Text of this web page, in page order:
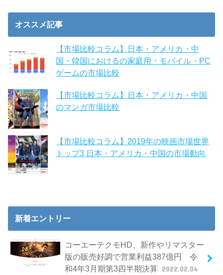
オススメ記事
【市場比較コラム】日本・アメリカ・中
国・韓国におけるの家庭用・モバイル・PC
ゲームの市場比較
【市場比較コラム】日本・アメリカ・中国
のマンガ市場比較
【市場比較コラム】2019年の映画市場世界
トップ3 日本・アメリカ・中国の市場動向
新着エントリー
コーエーテクモHD、新作やリマスター
版の販売好調で営業利益387億円 令
和4年3月期第3四半期決算 2022.02.04